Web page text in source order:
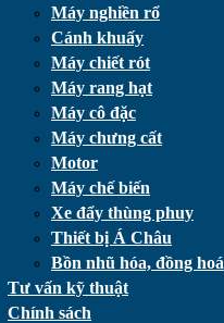
Máy nghiền rổ
Cánh khuấy
Máy chiết rót
Máy rang hạt
Máy cô đặc
Máy chưng cất
Motor
Máy chế biến
Xe đẩy thùng phuy
Thiết bị Á Châu
Bồn nhũ hóa, đồng hoá
Tư vấn kỹ thuật
Chính sách